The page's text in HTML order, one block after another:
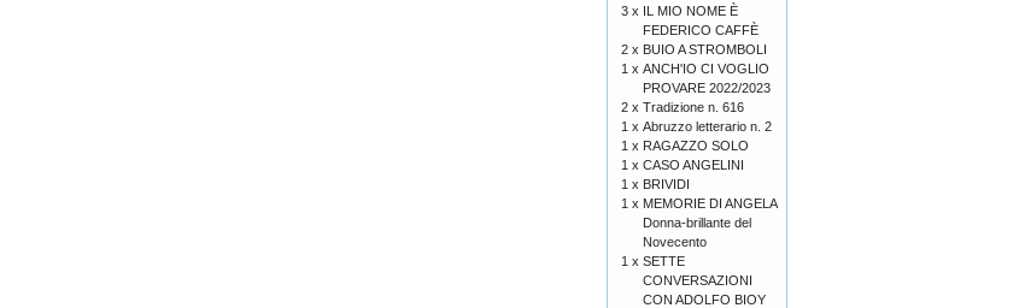
3 x IL MIO NOME È
FEDERICO CAFFÈ
2 x BUIO A STROMBOLI
1 x ANCH'IO CI VOGLIO
PROVARE 2022/2023
2 x Tradizione n. 616
1 x Abruzzo letterario n. 2
1 x RAGAZZO SOLO
1 x CASO ANGELINI
1 x BRIVIDI
1 x MEMORIE DI ANGELA
Donna-brillante del
Novecento
1 x SETTE
CONVERSAZIONI
CON ADOLFO BIOY